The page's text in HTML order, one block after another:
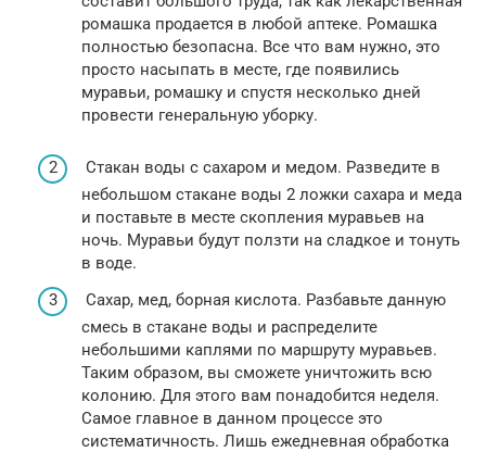
ромашка продается в любой аптеке. Ромашка
полностью безопасна. Все что вам нужно, это
просто насыпать в месте, где появились
муравьи, ромашку и спустя несколько дней
провести генеральную уборку.
Стакан воды с сахаром и медом. Разведите в
небольшом стакане воды 2 ложки сахара и меда
и поставьте в месте скопления муравьев на
ночь. Муравьи будут ползти на сладкое и тонуть
в воде.
Сахар, мед, борная кислота. Разбавьте данную
смесь в стакане воды и распределите
небольшими каплями по маршруту муравьев.
Таким образом, вы сможете уничтожить всю
колонию. Для этого вам понадобится неделя.
Самое главное в данном процессе это
систематичность. Лишь ежедневная обработка